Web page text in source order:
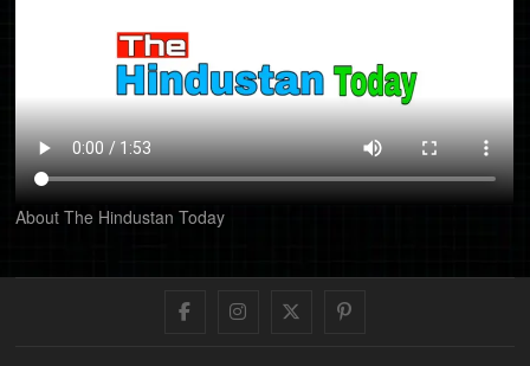
About The Hindustan Today
FacebookInstagram
TwitterPinterest